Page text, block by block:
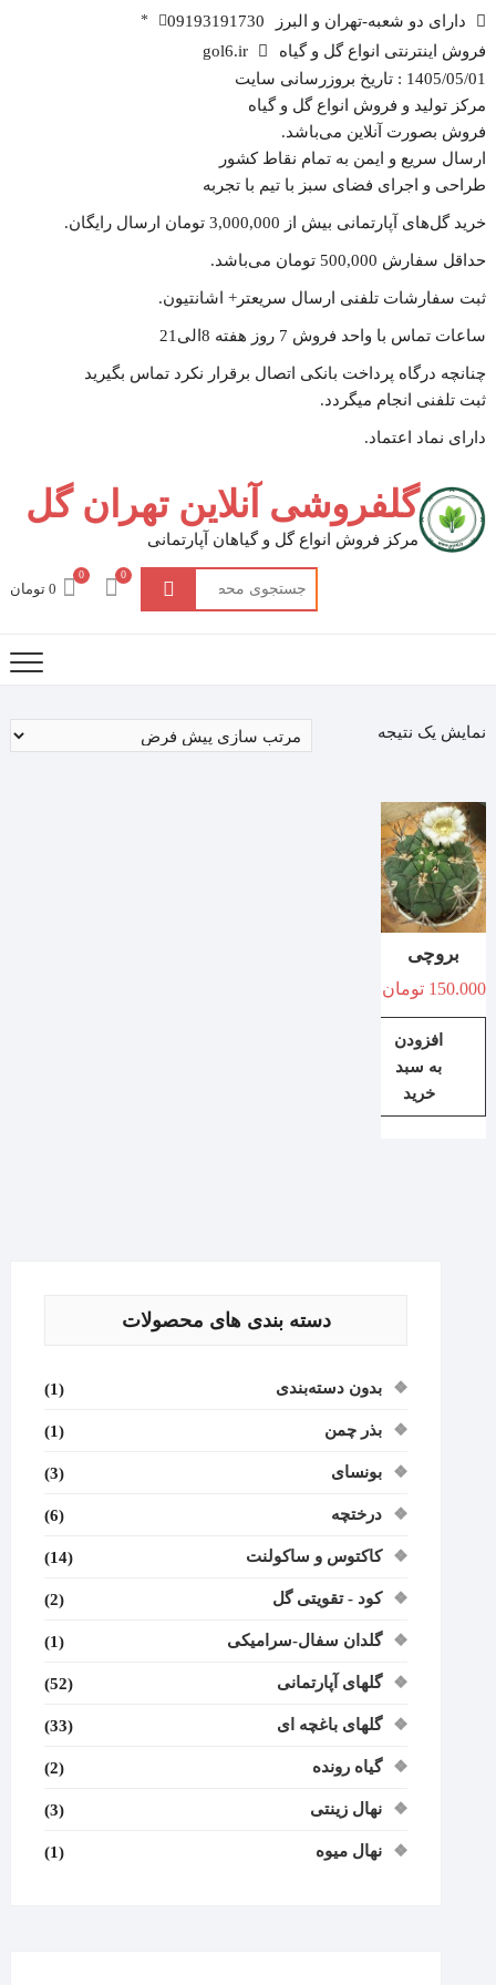
دارای دو شعبه-تهران و البرز *
09193191730
فروش اینترنتی انواع گل و گیاه
1405/05/01 : تاریخ بروزرسانی سایت
مرکز تولید و فروش انواع گل و گیاه
فروش بصورت آنلاین می‌باشد.
ارسال سریع و ایمن به تمام نقاط کشور
طراحی و اجرای فضای سبز با تیم با تجربه
خرید گل‌های آپارتمانی بیش از 3,000,000 تومان ارسال رایگان.
حداقل سفارش 500,000 تومان می‌باشد.
ثبت سفارشات تلفنی ارسال سریعتر+ اشانتیون‌.
ساعات تماس با واحد فروش 7 روز هفته 8الی21
چنانچه درگاه پرداخت بانکی اتصال برقرار نکرد تماس بگیرید
ثبت تلفنی انجام میگردد.
دارای نماد اعتماد.
گلفروشی آنلاین تهران گل
مرکز فروش انواع گل و گیاهان آپارتمانی
جستجو
برای:
0
0 تومان
0
نمایش یک نتیجه
بروچی
150.000 تومان
افزودن
به سبد
خرید
دسته بندی های محصولات
بدون دسته‌بندی (1)
بذر چمن (1)
بونسای (3)
درختچه (6)
کاکتوس و ساکولنت (14)
کود - تقویتی گل (2)
گلدان سفال-سرامیکی (1)
گلهای آپارتمانی (52)
گلهای باغچه ای (33)
گیاه رونده (2)
نهال زینتی (3)
نهال میوه (1)